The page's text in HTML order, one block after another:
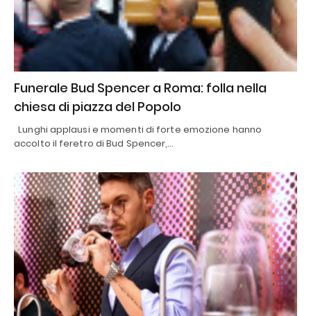
Funerale Bud Spencer a Roma: folla nella
chiesa di piazza del Popolo
Lunghi applausi e momenti di forte emozione hanno
accolto il feretro di Bud Spencer,…